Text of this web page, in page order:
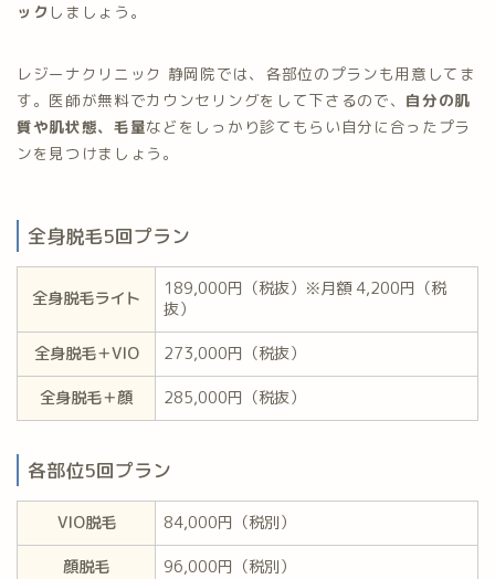
ック しましょう。
レジーナクリニック 静岡院では、各部位のプランも用意してま
す。医師が無料でカウンセリングをして下さるので、 自分の肌
質や肌状態、毛量などをしっかり診てもらい自分に合ったプラ
ンを見つけましょう。
全身脱毛5回プラン
全身脱毛ライト
189,000円（税抜）※月額 4,200円（税
抜）
全身脱毛＋VIO
273,000円（税抜）
全身脱毛＋顔
285,000円（税抜）
各部位5回プラン
VIO脱毛
84,000円（税別）
顔脱毛
96,000円（税別）